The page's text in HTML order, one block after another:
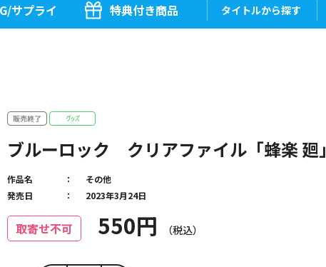
サプライ 特典付き商品 タイトルから探す
ブルーロック クリアファイル「蜂楽 廻」
取寄せ不可 550円
作品名
その他
発売日
2023年3月24日